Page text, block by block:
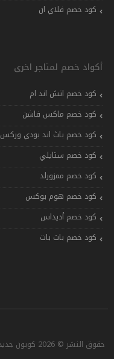
كود خصم فلاي ان
أكواد خصم لمتاجر اخرى
كود خصم اتش اند ام
كود خصم ماكس فاشن
كود خصم باث اند بودي وركس
كود خصم ستايلي
كود خصم ممزورلد
كود خصم هوم بوكس
كود خصم أديداس
كود خصم بات بات
حقوق النشر © 2026 كوبون جديد. جميع الحقوق محفوظة. تصميم